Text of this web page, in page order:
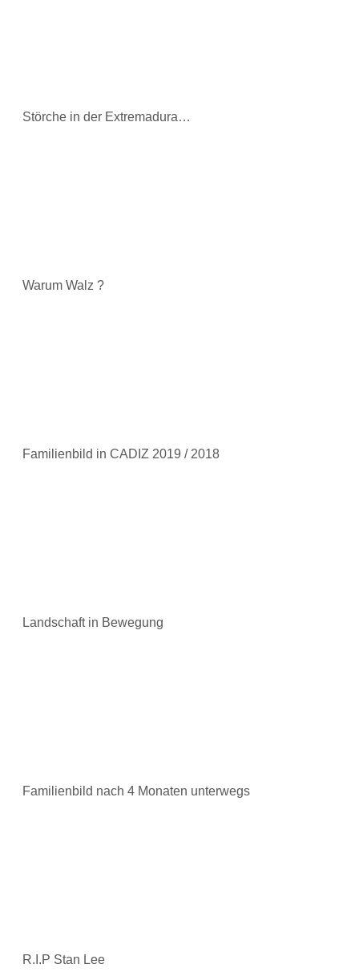
Störche in der Extremadura…
Warum Walz ?
Familienbild in CADIZ 2019 / 2018
Landschaft in Bewegung
Familienbild nach 4 Monaten unterwegs
R.I.P Stan Lee